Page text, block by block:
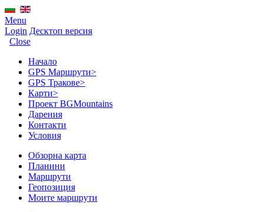
Menu
Login Десктоп версия
Close
Начало
GPS Mаршрути>
GPS Тракове>
Карти>
Проект BGMountains
Дарения
Контакти
Условия
Обзорна карта
Планини
Маршрути
Геопозиция
Моите маршрути